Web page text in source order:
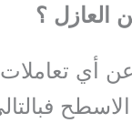
العازل ؟
أي